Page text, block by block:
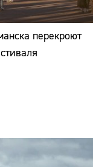
перекроют